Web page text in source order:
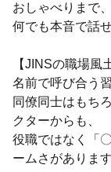
おしゃべりまで、
何でも本音で話
【JINSの職場風
名前で呼び合う習
同僚同士はもち
クターからも、
役職ではなく「
ームさがあります